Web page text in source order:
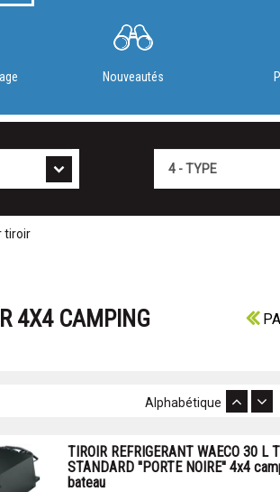
Nouveautés
tiroir
4X4 CAMPING
Alphabétique
TIROIR REFRIGERANT WAECO 30 L
STANDARD ''PORTE NOIRE'' 4x4
bateau